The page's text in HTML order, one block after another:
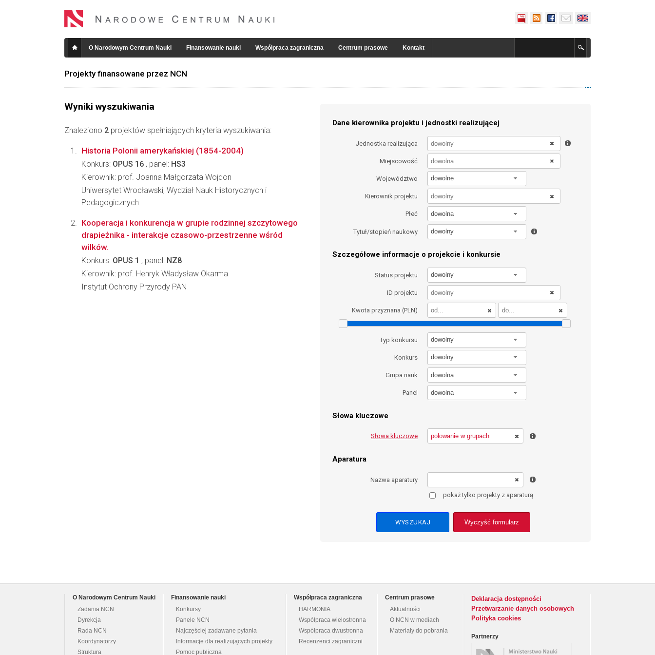
O Narodowym Centrum Nauki Finansowanie nauki Współpraca zagraniczna Centrum prasowe Kontakt
Projekty finansowane przez NCN
Wyniki wyszukiwania
Znaleziono 2 projektów spełniających kryteria wyszukiwania:
Dane kierownika projektu i jednostki realizującej
Jednostka realizująca
Miejscowość
Województwo dowolne
Kierownik projektu
Płeć dowolna
Tytuł/stopień naukowy dowolny
Szczegółowe informacje o projekcie i konkursie
Status projektu dowolny
ID projektu
Kwota przyznana (PLN)
Typ konkursu dowolny
Konkurs dowolny
Grupa nauk dowolna
Panel dowolna
Słowa kluczowe
Słowa kluczowe
Aparatura
Nazwa aparatury
pokaż tylko projekty z aparaturą
Wyczyść formularz
Historia Polonii amerykańskiej (1854-2004)
Konkurs: OPUS 16 , panel: HS3
Kierownik: prof. Joanna Małgorzata Wojdon
Uniwersytet Wrocławski, Wydział Nauk Historycznych i
Pedagogicznych
Kooperacja i konkurencja w grupie rodzinnej szczytowego
drapieżnika - interakcje czasowo-przestrzenne wśród
wilków.
Konkurs: OPUS 1 , panel: NZ8
Kierownik: prof. Henryk Władysław Okarma
Instytut Ochrony Przyrody PAN
O Narodowym Centrum Nauki
Zadania NCN
Dyrekcja
Rada NCN
Koordynatorzy
Struktura
Finansowanie nauki
Konkursy
Panele NCN
Najczęściej zadawane pytania
Informacje dla realizujących projekty
Pomoc publiczna
Współpraca zagraniczna
HARMONIA
Współpraca wielostronna
Współpraca dwustronna
Recenzenci zagraniczni
Centrum prasowe
Aktualności
O NCN w mediach
Materiały do pobrania
Deklaracja dostępności
Przetwarzanie danych osobowych
Polityka cookies
Partnerzy